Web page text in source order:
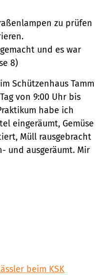
zu prüfen
und es war
8)
Schützenhaus Tamm
von 9:00 Uhr bis
habe ich
eingeräumt, Gemüse
Müll rausgebracht
und ausgeräumt. Mir
beim KSK